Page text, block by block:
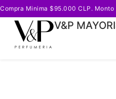
Compra Minima $95.000 CLP.
V&P